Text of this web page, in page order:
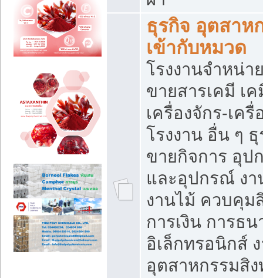
ธุรกิจ อุตสาห
เข้ากับหมวด
โรงงานจำหน่
ขายสารเคมี เ
เครื่องจักร-เค
โรงงาน อื่น ๆ
ขายกิจการ อุป
และอุปกรณ์ ง
งานไม้ ควบคุม
การเงิน การธ
อิเล็กทรอนิกส์
อุตสาหกรรมสิ